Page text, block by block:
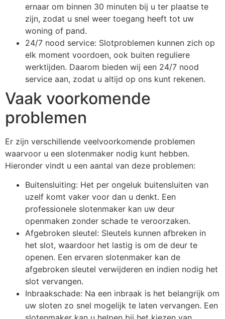
ernaar om binnen 30 minuten bij u ter plaatse te
zijn, zodat u snel weer toegang heeft tot uw
woning of pand.
24/7 nood service: Slotproblemen kunnen zich op
elk moment voordoen, ook buiten reguliere
werktijden. Daarom bieden wij een 24/7 nood
service aan, zodat u altijd op ons kunt rekenen.
Vaak voorkomende
problemen
Er zijn verschillende veelvoorkomende problemen
waarvoor u een slotenmaker nodig kunt hebben.
Hieronder vindt u een aantal van deze problemen:
Buitensluiting: Het per ongeluk buitensluiten van
uzelf komt vaker voor dan u denkt. Een
professionele slotenmaker kan uw deur
openmaken zonder schade te veroorzaken.
Afgebroken sleutel: Sleutels kunnen afbreken in
het slot, waardoor het lastig is om de deur te
openen. Een ervaren slotenmaker kan de
afgebroken sleutel verwijderen en indien nodig het
slot vervangen.
Inbraakschade: Na een inbraak is het belangrijk om
uw sloten zo snel mogelijk te laten vervangen. Een